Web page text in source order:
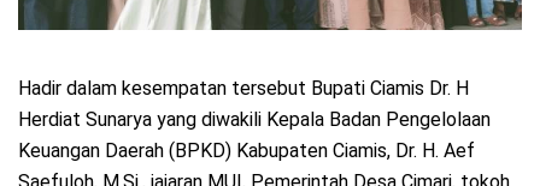
Hadir dalam kesempatan tersebut Bupati Ciamis Dr. H
Herdiat Sunarya yang diwakili Kepala Badan Pengelolaan
Keuangan Daerah (BPKD) Kabupaten Ciamis, Dr. H. Aef